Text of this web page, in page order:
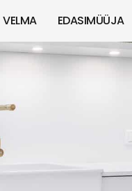
VELMA EDASIMÜÜJA